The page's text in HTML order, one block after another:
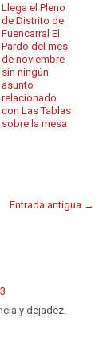
Llega el Pleno
de Distrito de
Fuencarral El
Pardo del mes
de noviembre
sin ningún
asunto
relacionado
con Las Tablas
sobre la mesa
Entrada antigua →
y dejadez.